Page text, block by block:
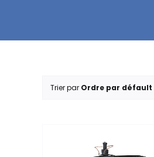
Trier par Ordre par défault